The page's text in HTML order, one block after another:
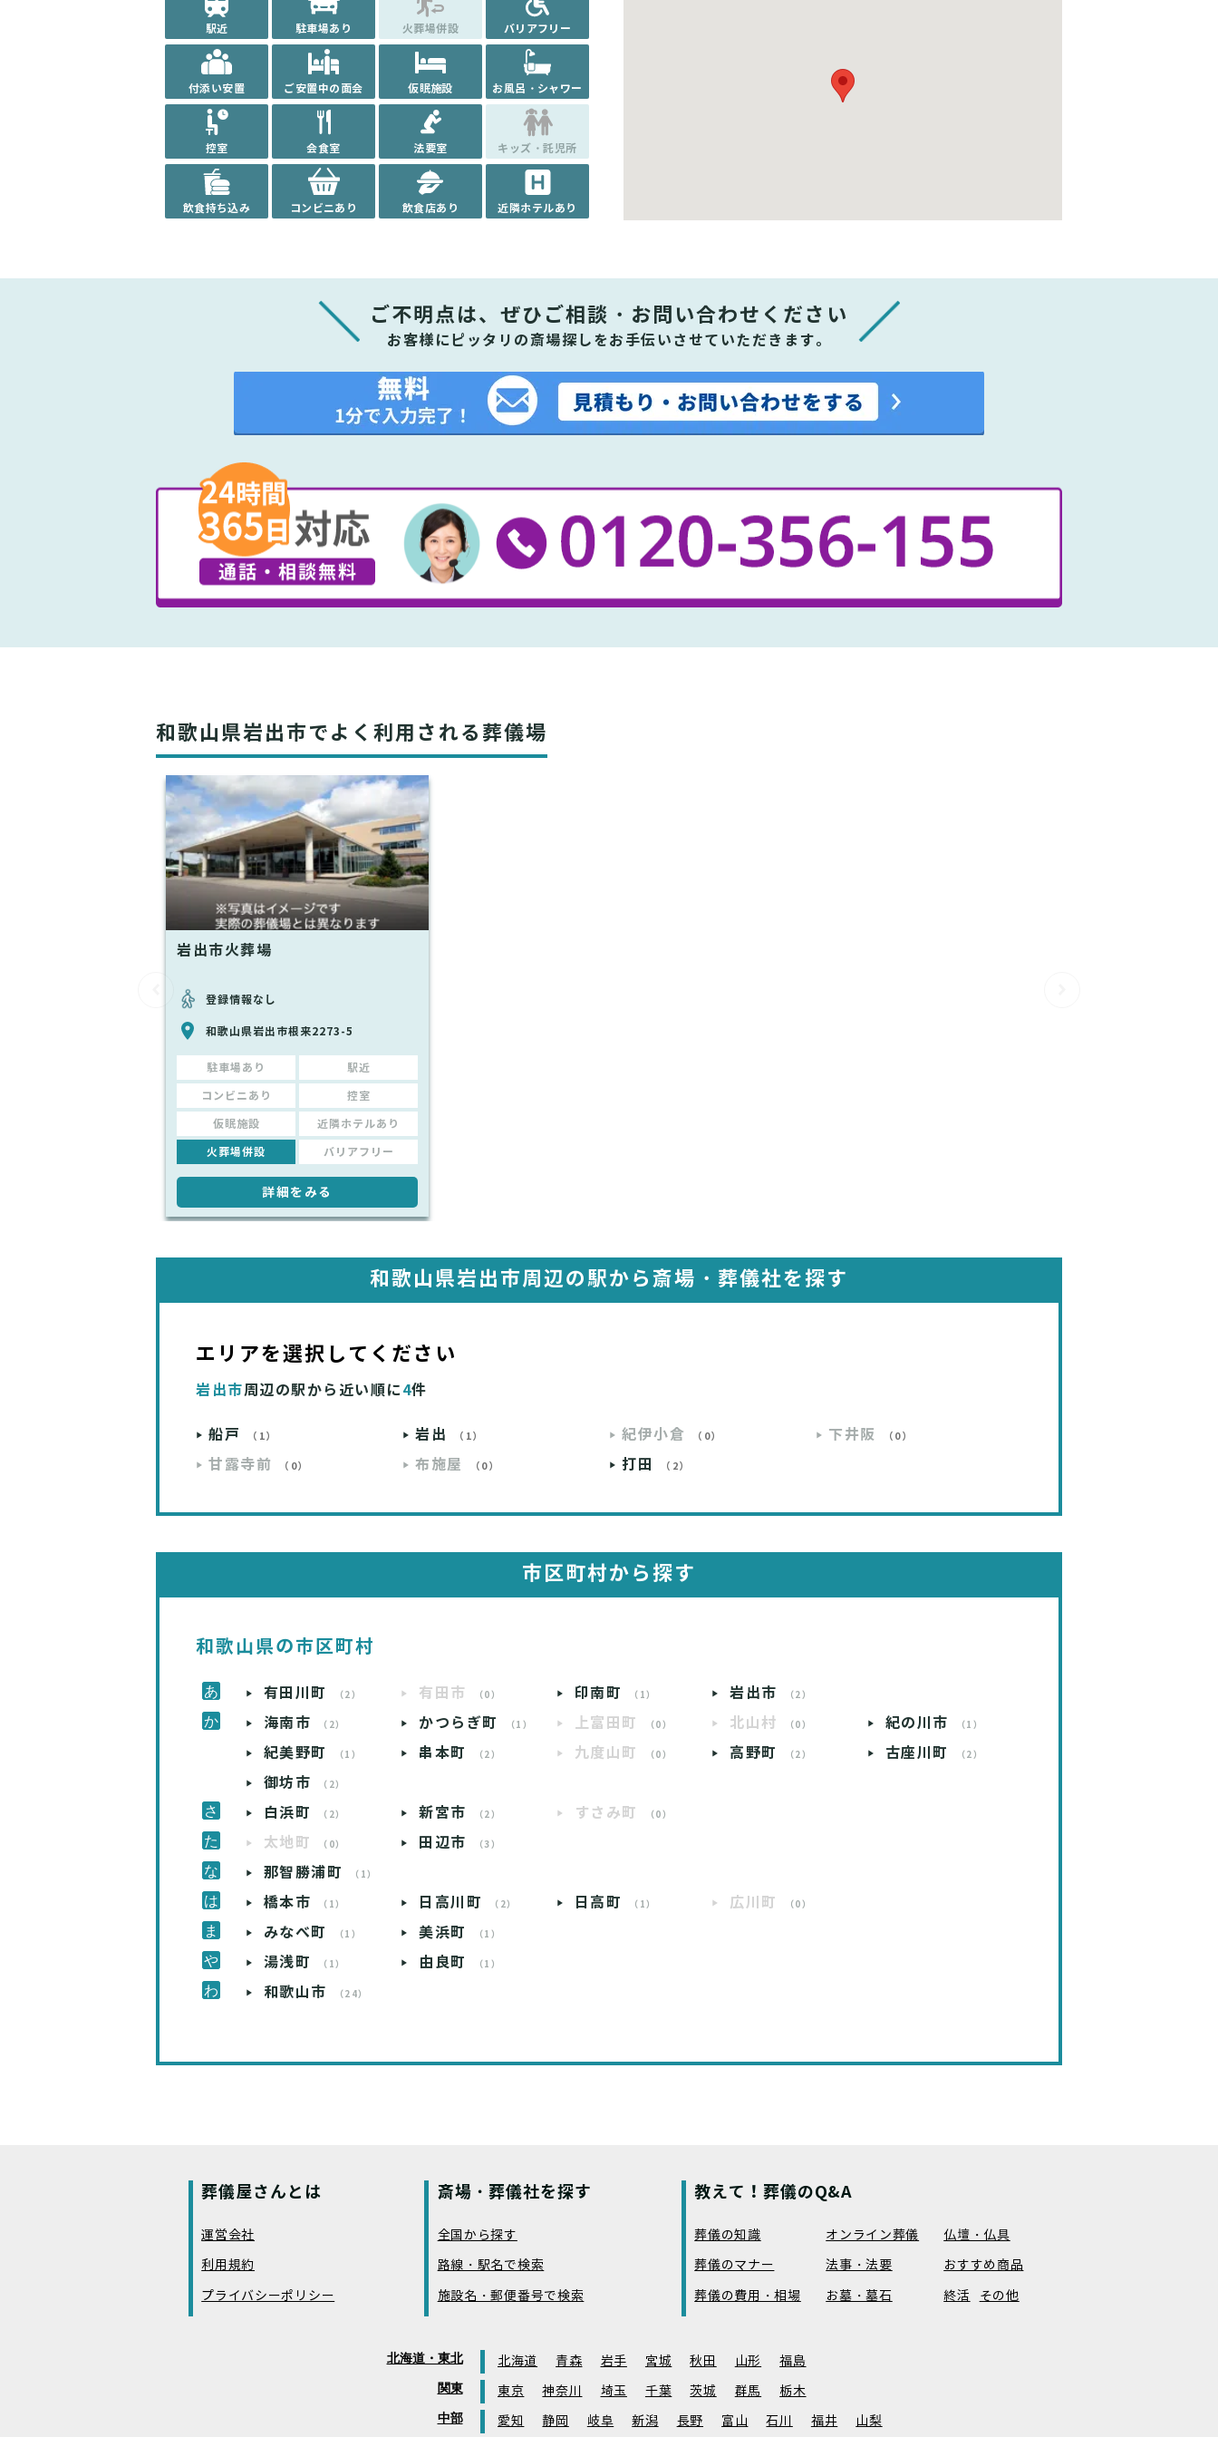
駅近 駐車場あり 火葬場併設 バリアフリー
付添い安置 ご安置中の面会 仮眠施設 お風呂・シャワー
控室 会食室 法要室 キッズ・託児所
飲食持ち込み コンビニあり 飲食店あり 近隣ホテルあり
ご不明点は、ぜひ ご相談・お問い合わせください
お客様にピッタリの斎場探しをお手伝いさせていただきます。
和歌山県岩出市でよく利用される葬儀場
岩出市火葬場
登録情報なし
和歌山県岩出市根来2273-5
駐車場あり 駅近
コンビニあり 控室
仮眠施設 近隣ホテルあり
火葬場併設 バリアフリー
詳細をみる
和歌山県岩出市周辺の駅から 斎場・葬儀社を探す
エリアを選択してください
岩出市周辺の駅から近い順に4件
船戸 （1） 岩出 （1） 紀伊小倉 （0） 下井阪 （0）
甘露寺前 （0） 布施屋 （0） 打田 （2）
市区町村から探す
和歌山県の市区町村
有田川町 （2） 有田市 （0） 印南町 （1） 岩出市 （2）
海南市 （2） かつらぎ町 （1） 上富田町 （0） 北山村 （0） 紀の川市 （1）
紀美野町 （1） 串本町 （2） 九度山町 （0） 高野町 （2） 古座川町 （2）
御坊市 （2）
白浜町 （2） 新宮市 （2） すさみ町 （0）
太地町 （0） 田辺市 （3）
那智勝浦町 （1）
橋本市 （1） 日高川町 （2） 日高町 （1） 広川町 （0）
みなべ町 （1） 美浜町 （1）
湯浅町 （1） 由良町 （1）
和歌山市 （24）
葬儀屋さんとは
運営会社
利用規約
プライバシーポリシー
斎場・葬儀社を探す
全国から探す
路線・駅名で検索
施設名・郵便番号で検索
教えて！葬儀のQ&A
葬儀の知識 オンライン葬儀
仏壇・仏具
葬儀のマナー
法事・法要
おすすめ商品
葬儀の費用・相場
お墓・墓石 終活 その他
北海道・東北 北海道 青森 岩手 宮城 秋田 山形 福島
関東 東京 神奈川 埼玉 千葉 茨城 群馬 栃木
中部 愛知 静岡 岐阜 新潟 長野 富山 石川 福井 山梨